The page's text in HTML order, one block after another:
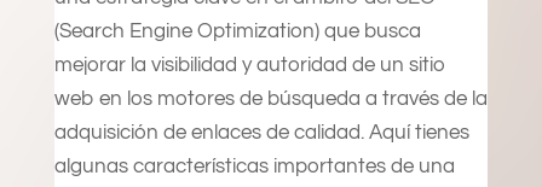
(Search Engine Optimization) que busca
mejorar la visibilidad y autoridad de un sitio
web en los motores de búsqueda a través de la
adquisición de enlaces de calidad. Aquí tienes
algunas características importantes de una